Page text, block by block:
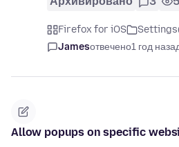
Firefox for iOS Settings
Jamesотвечено1 год
Allow popups on specific